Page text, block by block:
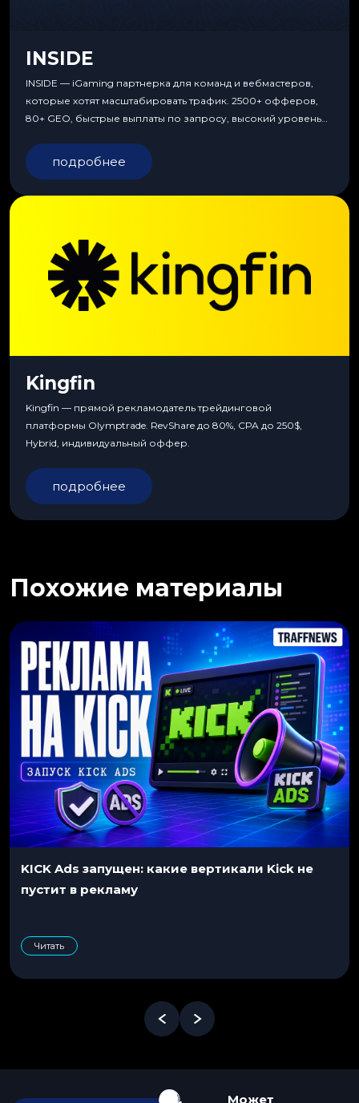
INSIDE
INSIDE — iGaming партнерка для команд и вебмастеров,
которые хотят масштабировать трафик. 2500+ офферов,
80+ GEO, быстрые выплаты по запросу, высокий уровень
подробнее
Kingfin
Kingfin — прямой рекламодатель трейдинговой
платформы Olymptrade. RevShare до 80%, CPA до 250$,
Hybrid, индивидуальный оффер.
подробнее
Похожие материалы
KICK Ads запущен: какие вертикали Kick не
пустит в рекламу
Читать
Может